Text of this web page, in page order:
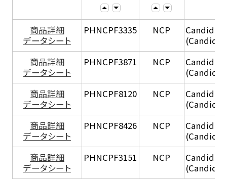
商品詳細
データシート
PHNCPF3335 NCP
Candida
(Candida
商品詳細
データシート
PHNCPF3871 NCP
Candida
(Candida
商品詳細
データシート
PHNCPF8120 NCP
Candida
(Candida
商品詳細
データシート
PHNCPF8426 NCP
Candida
(Candida
商品詳細
データシート
PHNCPF3151 NCP
Candida
(Candida